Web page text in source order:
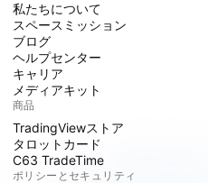
私たちについて
スペースミッション
ブログ
ヘルプセンター
キャリア
メディアキット
商品
TradingViewストア
タロットカード
C63 TradeTime
ポリシーとセキュリティ